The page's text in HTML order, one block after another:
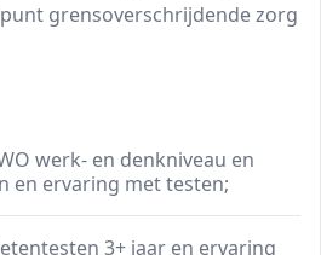
grensoverschrijdende zorg
werk- en denkniveau en
en ervaring met testen;
3+ jaar en ervaring